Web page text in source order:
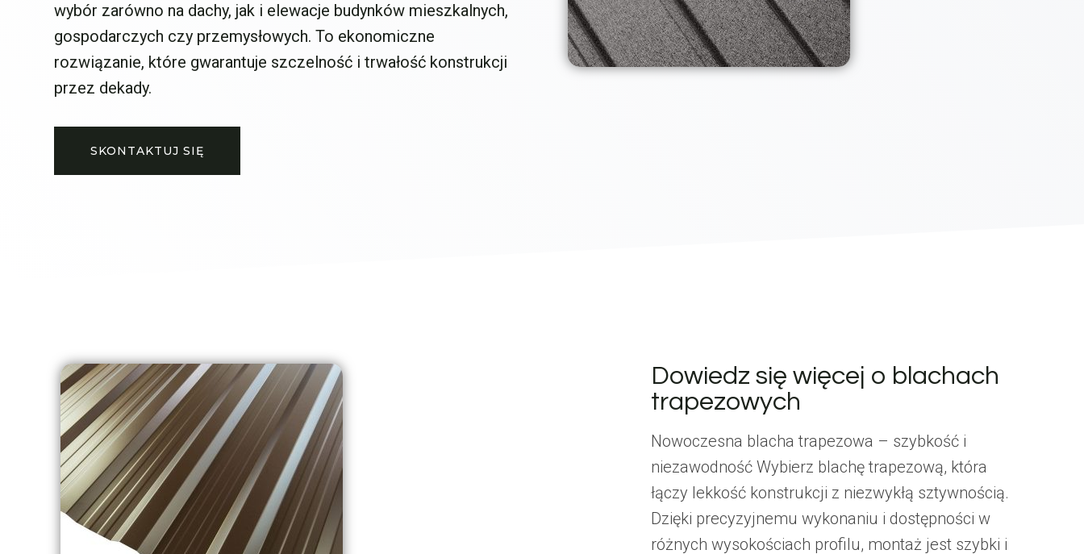
wybór zarówno na dachy, jak i elewacje budynków mieszkalnych,
gospodarczych czy przemysłowych. To ekonomiczne
rozwiązanie, które gwarantuje szczelność i trwałość konstrukcji
przez dekady.
SKONTAKTUJ SIĘ
Dowiedz się więcej o blachach
trapezowych
Nowoczesna blacha trapezowa – szybkość i
niezawodność Wybierz blachę trapezową, która
łączy lekkość konstrukcji z niezwykłą sztywnością.
Dzięki precyzyjnemu wykonaniu i dostępności w
różnych wysokościach profilu, montaż jest szybki i